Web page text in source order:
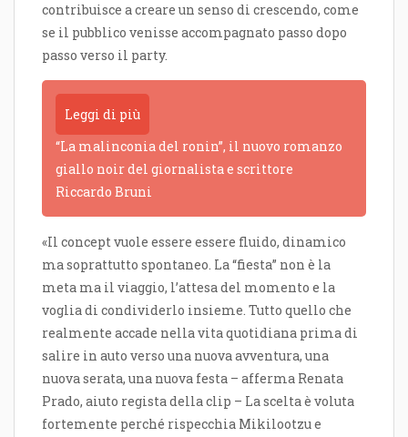
contribuisce a creare un senso di crescendo, come
se il pubblico venisse accompagnato passo dopo
passo verso il party.
Leggi di più
“La malinconia del ronin”, il nuovo romanzo
giallo noir del giornalista e scrittore
Riccardo Bruni
«Il concept vuole essere essere fluido, dinamico
ma soprattutto spontaneo. La “fiesta” non è la
meta ma il viaggio, l’attesa del momento e la
voglia di condividerlo insieme. Tutto quello che
realmente accade nella vita quotidiana prima di
salire in auto verso una nuova avventura, una
nuova serata, una nuova festa – afferma Renata
Prado, aiuto regista della clip – La scelta è voluta
fortemente perché rispecchia Mikilootzu e